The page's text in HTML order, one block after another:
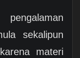
sekalipun
materi